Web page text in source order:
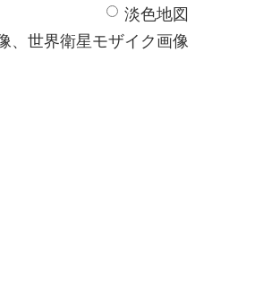
淡色地図
、世界衛星モザイク画像